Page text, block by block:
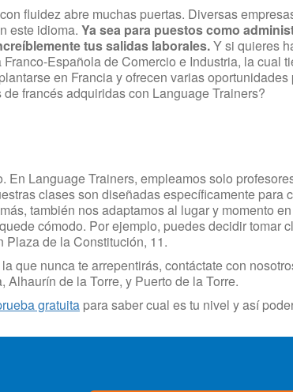
fluidez abre muchas puertas. Diversas
este idioma. Ya sea para puestos como
tus salidas laborales.Y si quieres
Española de Comercio e Industria, la cual
en Francia y ofrecen varias
francés adquiridas con Language Trainers?
Language Trainers, empleamos solo
clases son diseñadas específicamente para
también nos adaptamos al lugar y momento
cómodo. Por ejemplo, puedes decidir tomar
Plaza de la Constitución, 11.
que nunca te arrepentirás, contáctate con
de la Torre, y Puerto de la Torre.
gratuita para saber cual es tu nivel y así